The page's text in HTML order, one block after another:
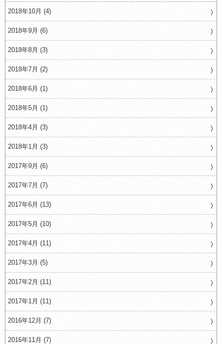
2018年10月 (4)
2018年9月 (6)
2018年8月 (3)
2018年7月 (2)
2018年6月 (1)
2018年5月 (1)
2018年4月 (3)
2018年1月 (3)
2017年9月 (6)
2017年7月 (7)
2017年6月 (13)
2017年5月 (10)
2017年4月 (11)
2017年3月 (5)
2017年2月 (11)
2017年1月 (11)
2016年12月 (7)
2016年11月 (7)